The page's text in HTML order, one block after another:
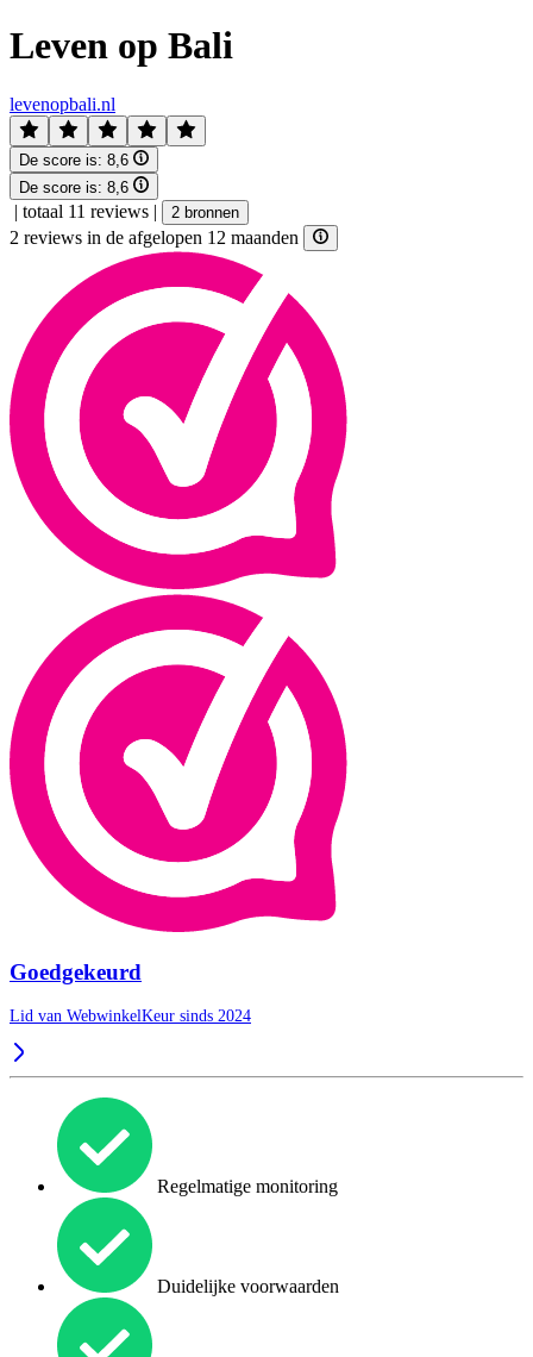
Leven op Bali
levenopbali.nl
De score is: 8,6
De score is: 8,6
| totaal 11 reviews | 2 bronnen
2 reviews in de afgelopen 12 maanden
Goedgekeurd
Lid van WebwinkelKeur sinds 2024
Regelmatige monitoring
Duidelijke voorwaarden